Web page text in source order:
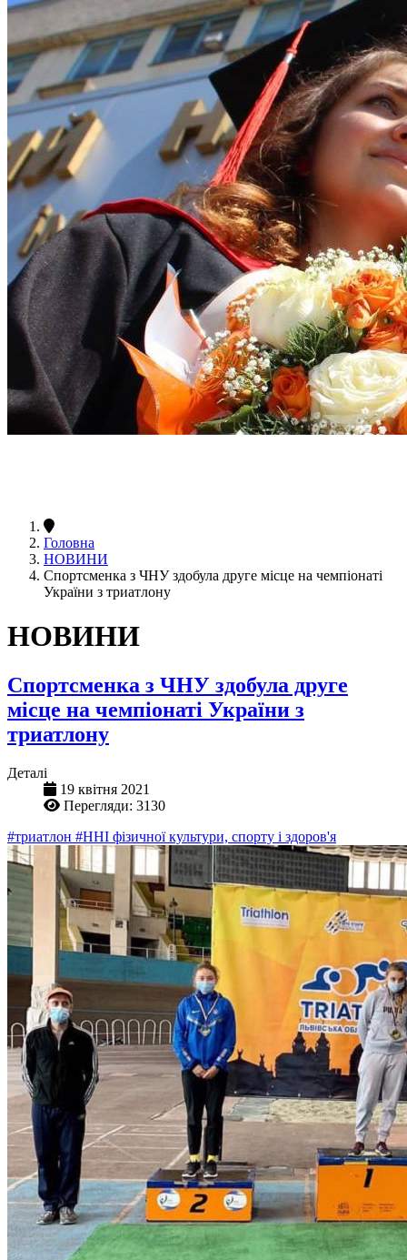
Головна
НОВИНИ
Спортсменка з ЧНУ здобула друге місце на чемпіонаті
України з триатлону
НОВИНИ
Спортсменка з ЧНУ здобула друге
місце на чемпіонаті України з
триатлону
Деталі
19 квітня 2021
Перегляди: 3130
#триатлон #ННІ фізичної культури, спорту і здоров'я